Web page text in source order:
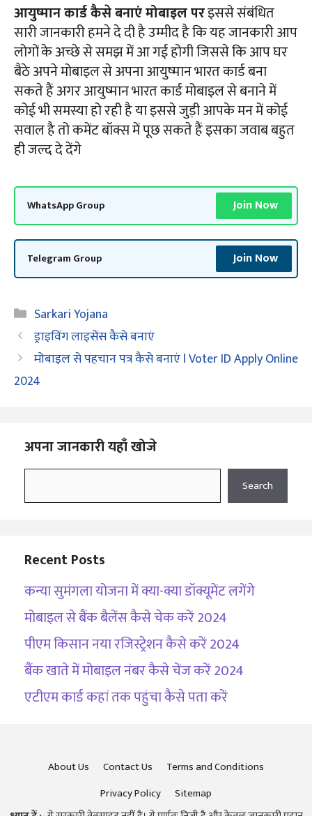
आयुष्मान कार्ड कैसे बनाएं मोबाइल परइससे संबंधित
सारी जानकारी हमने दे दी है उम्मीद है कि यह जानकारी आप
लोगों के अच्छे से समझ में आ गई होगी जिससे कि आप घर
बैठे अपने मोबाइल से अपना आयुष्मान भारत कार्ड बना
सकते हैं अगर आयुष्मान भारत कार्ड मोबाइल से बनाने में
कोई भी समस्या हो रही है या इससे जुड़ी आपके मन में कोई
सवाल है तो कमेंट बॉक्स में पूछ सकते हैं इसका जवाब बहुत
ही जल्द दे देंगे
WhatsApp Group Join Now
Telegram Group Join Now
Categories
Sarkari Yojana
ड्राइविंग लाइसेंस कैसे बनाएं
मोबाइल से पहचान पत्र कैसे बनाएं l Voter ID Apply Online
2024
अपना जानकारी यहाँ खोजे
Search
Recent Posts
कन्या सुमंगला योजना में क्या-क्या डॉक्यूमेंट लगेंगे
मोबाइल से बैंक बैलेंस कैसे चेक करें 2024
पीएम किसान नया रजिस्ट्रेशन कैसे करें 2024
बैंक खाते में मोबाइल नंबर कैसे चेंज करें 2024
एटीएम कार्ड कहां तक पहुंचा कैसे पता करें
About Us Contact Us
Terms and Conditions
Privacy Policy
Sitemap